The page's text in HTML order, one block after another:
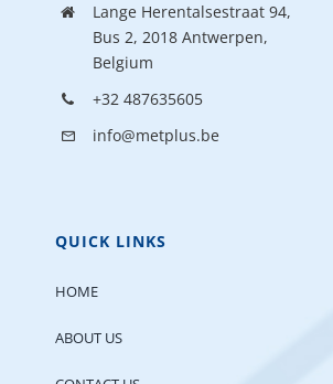
Lange Herentalsestraat 94,
Bus 2, 2018 Antwerpen,
Belgium
+32 487635605
info@metplus.be
QUICK LINKS
HOME
ABOUT US